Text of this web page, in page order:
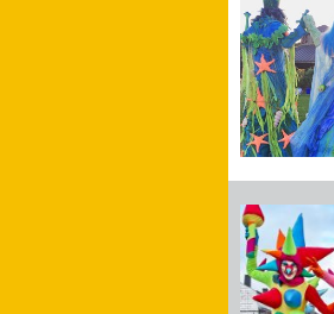
Vorherige
Slide
laden